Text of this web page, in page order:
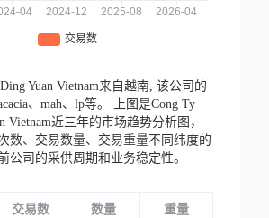
Yuan Vietnam来自越南, 该公司的
、mah、lp等。
上图是Cong Ty
Vietnam近三年的市场趋势分析图，
数、交易数量、交易重量不同纬度的
公司的采供周期和业务稳定性。
交易数 数量 重量